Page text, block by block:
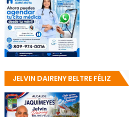
JELVIN DAIRENY BELTRE FÉLIZ